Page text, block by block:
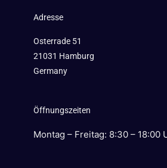
Adresse
Osterrade 51
21031 Hamburg
Germany
Öffnungszeiten
Montag – Freitag: 8:30 – 18:00